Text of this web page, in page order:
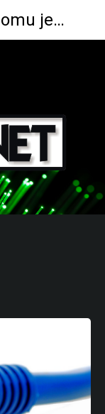
Dlaczego sieć LAN w domu jest naszym zdaniem bardzo ważna?